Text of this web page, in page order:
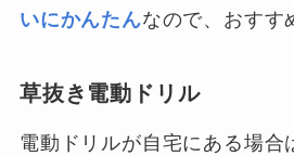
いにかんたんなので、おすす
草抜き電動ドリル
電動ドリルが自宅にある場合